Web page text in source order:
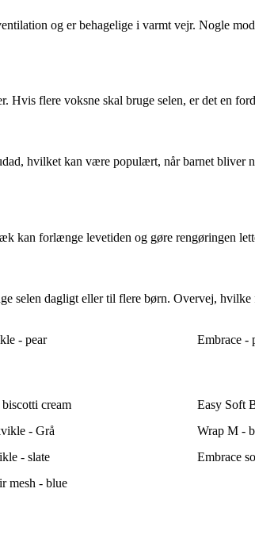
og er behagelige i varmt vejr. Nogle
flere voksne skal bruge selen, er det en
hvilket kan være populært, når barnet bliver
kan forlænge levetiden og gøre rengøringen
selen dagligt eller til flere børn. Overvej,
- pear Embrace -
cream
Easy Soft
- Grå
Wrap M -
- slate
Embrace
mesh - blue